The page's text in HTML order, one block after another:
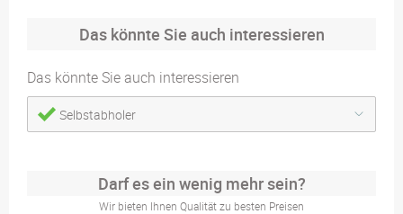
Das könnte Sie auch interessieren
Das könnte Sie auch interessieren
Selbstabholer
Darf es ein wenig mehr sein?
Wir bieten Ihnen Qualität zu besten Preisen